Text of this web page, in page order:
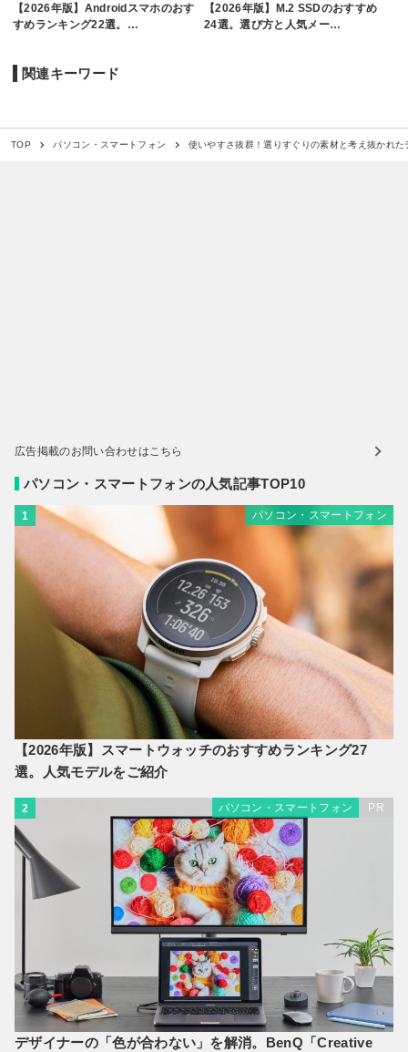
【2026年版】Androidスマホのおす
すめランキング22選。…
【2026年版】M.2 SSDのおすすめ
24選。選び方と人気メー…
関連キーワード
TOP パソコン・スマートフォン 使いやすさ抜群！選りすぐりの素材と考え抜かれ
広告掲載のお問い合わせはこちら
パソコン・スマートフォンの人気記事TOP10
1 パソコン・スマートフォン
【2026年版】スマートウォッチのおすすめランキング27
選。人気モデルをご紹介
2 パソコン・スマートフォン PR
デザイナーの「色が合わない」を解消。BenQ「Creative